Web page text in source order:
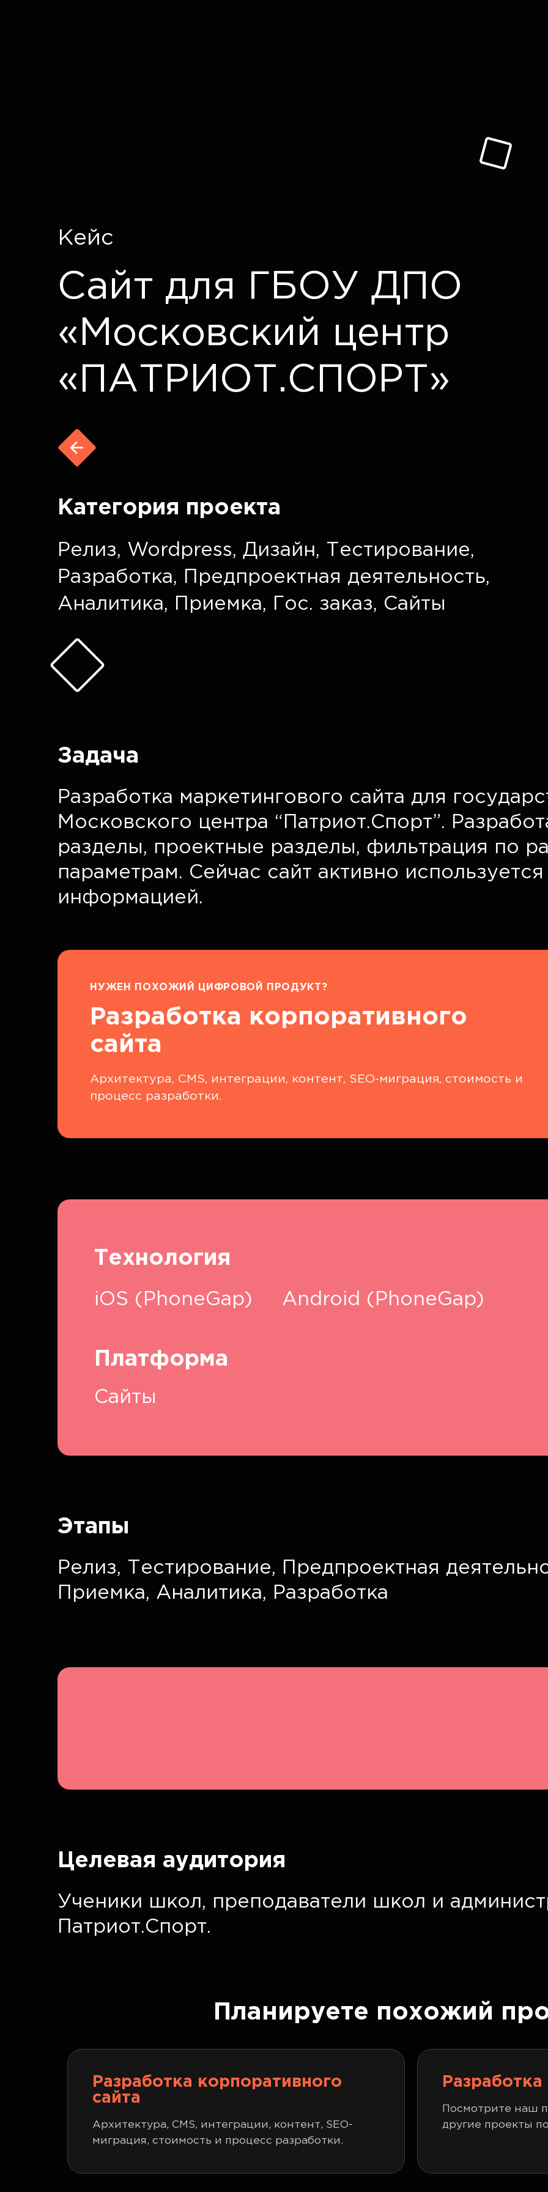
Кейс
Сайт для ГБОУ ДПО
«Московский центр
«ПАТРИОТ.СПОРТ»
Категория проекта
Релиз, Wordpress, Дизайн, Тестирование,
Разработка, Предпроектная деятельность,
Аналитика, Приемка, Гос. заказ, Сайты
Задача
Разработка маркетингового сайта для
Московского центра “Патриот.Спорт”.
разделы, проектные разделы, фильтрация по
параметрам. Сейчас сайт активно
информацией.
НУЖЕН ПОХОЖИЙ ЦИФРОВОЙ ПРОДУКТ?
Разработка корпоративного
сайта
Архитектура, CMS, интеграции, контент, SEO-миграция, стоимость и
процесс разработки.
Технология
iOS (PhoneGap) Android (PhoneGap)
Платформа
Сайты
Этапы
Релиз, Тестирование, Предпроектная
Приемка, Аналитика, Разработка
Целевая аудитория
Ученики школ, преподаватели школ и
Патриот.Спорт.
Планируете похожий
Разработка корпоративного
сайта
Архитектура, CMS, интеграции, контент, SEO-
миграция, стоимость и процесс разработки.
Разработка
Посмотрите наш
другие проекты